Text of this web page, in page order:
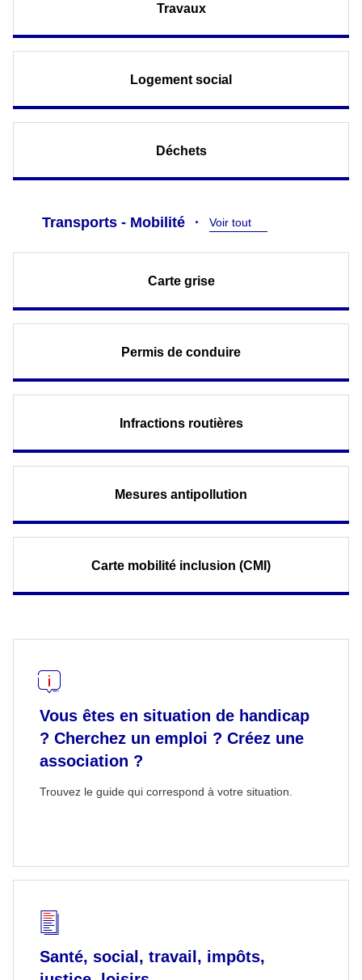
Travaux
Logement social
Déchets
Transports - Mobilité Voir tout
Carte grise
Permis de conduire
Infractions routières
Mesures antipollution
Carte mobilité inclusion (CMI)
Vous êtes en situation de handicap
? Cherchez un emploi ? Créez une
association ?
Trouvez le guide qui correspond à votre situation.
Santé, social, travail, impôts,